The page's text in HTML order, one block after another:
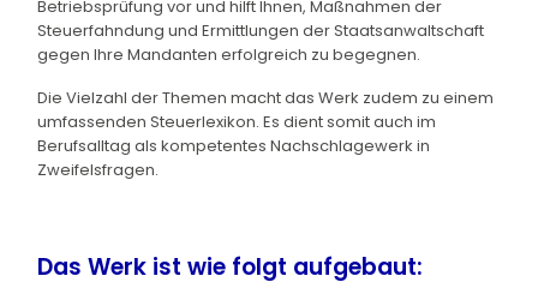
Betriebsprüfung vor und hilft Ihnen, Maßnahmen der
Steuerfahndung und Ermittlungen der Staatsanwaltschaft
gegen Ihre Mandanten erfolgreich zu begegnen.
Die Vielzahl der Themen macht das Werk zudem zu einem
umfassenden Steuerlexikon. Es dient somit auch im
Berufsalltag als kompetentes Nachschlagewerk in
Zweifelsfragen.
Das Werk ist wie folgt aufgebaut: